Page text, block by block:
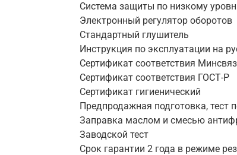
Система защиты по низкому
Электронный регулятор оборотов
Стандартный глушитель
Инструкция по эксплуатации на
Сертификат соответствия
Сертификат соответствия ГОСТ-Р
Сертификат гигиенический
Предпродажная подготовка, тест
Заправка маслом и смесью
Заводской тест
Срок гарантии 2 года в режиме